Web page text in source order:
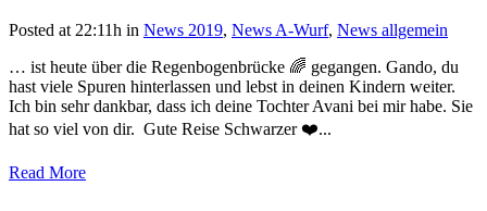
Posted at 22:11h in News 2019, News A-Wurf, News allgemein
… ist heute über die Regenbogenbrücke 🌈 gegangen. Gando, du
hast viele Spuren hinterlassen und lebst in deinen Kindern weiter.
Ich bin sehr dankbar, dass ich deine Tochter Avani bei mir habe. Sie
hat so viel von dir. Gute Reise Schwarzer ❤️...
Read More